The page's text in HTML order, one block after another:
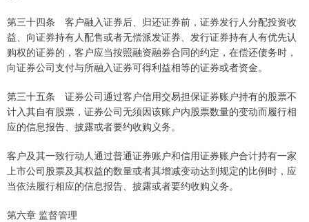
第三十四条 客户融入证券后、归还证券前，证券发行人分配投资收
益、向证券持有人配售或者无偿派发证券、发行证券持有人有优先认
购权的证券的，客户应当按照融资融券合同的约定，在偿还债务时，
向证券公司支付与所融入证券可得利益相等的证券或者资金。
第三十五条 证券公司通过客户信用交易担保证券账户持有的股票不
计入其自有股票，证券公司无须因该账户内股票数量的变动而履行相
应的信息报告、披露或者要约收购义务。
客户及其一致行动人通过普通证券账户和信用证券账户合计持有一家
上市公司股票及其权益的数量或者其增减变动达到规定的比例时，应
当依法履行相应的信息报告、披露或者要约收购义务。
第六章 监督管理